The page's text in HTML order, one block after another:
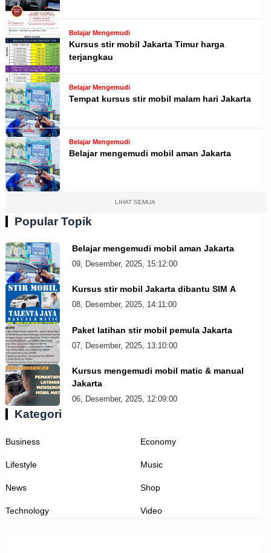
Belajar Mengemudi
Kursus stir mobil Jakarta Timur harga
terjangkau
Belajar Mengemudi
Tempat kursus stir mobil malam hari Jakarta
Belajar Mengemudi
Belajar mengemudi mobil aman Jakarta
LIHAT SEMUA
Popular Topik
Belajar mengemudi mobil aman Jakarta
09, Desember, 2025, 15:12:00
Kursus stir mobil Jakarta dibantu SIM A
08, Desember, 2025, 14:11:00
Paket latihan stir mobil pemula Jakarta
07, Desember, 2025, 13:10:00
Kursus mengemudi mobil matic & manual
Jakarta
06, Desember, 2025, 12:09:00
Kategori
Business Economy
Lifestyle Music
News Shop
Technology Video